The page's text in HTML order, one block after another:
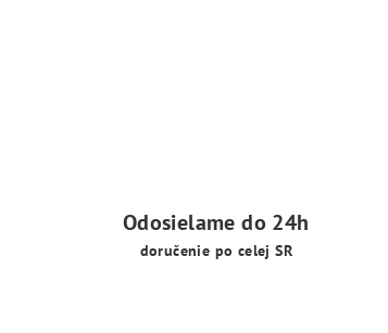
Odosielame do 24h
doručenie po celej SR